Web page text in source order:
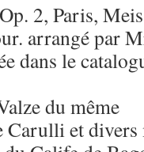
2, Paris,
arrangé par
dans le
du même
et divers